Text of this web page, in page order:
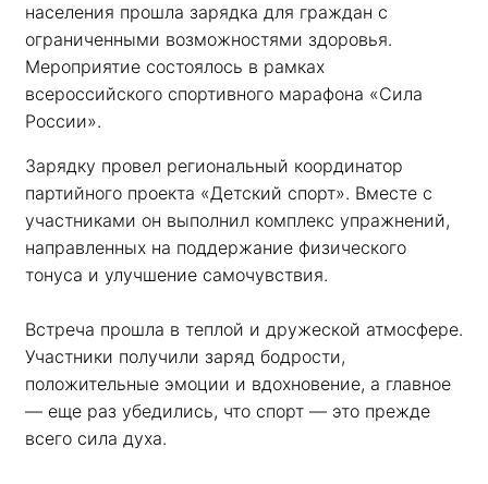
населения прошла зарядка для граждан с
ограниченными возможностями здоровья.
Мероприятие состоялось в рамках
всероссийского спортивного марафона «Сила
России».
Зарядку провел региональный координатор
партийного проекта «Детский спорт». Вместе с
участниками он выполнил комплекс упражнений,
направленных на поддержание физического
тонуса и улучшение самочувствия.
Встреча прошла в теплой и дружеской атмосфере.
Участники получили заряд бодрости,
положительные эмоции и вдохновение, а главное
— еще раз убедились, что спорт — это прежде
всего сила духа.